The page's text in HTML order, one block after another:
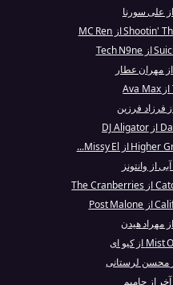
علی سورنا
از مهران عطار
فرزاد فرزین
از وانتونز
مهراد هیدن
محسن لرستانی
از حاميم